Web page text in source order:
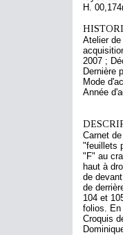
H.
Atelier
2007 ;
Dernière
Mode
Année
Carnet
"feuillets
"F" au
haut à
de
de
104 et
folios. En
Croquis